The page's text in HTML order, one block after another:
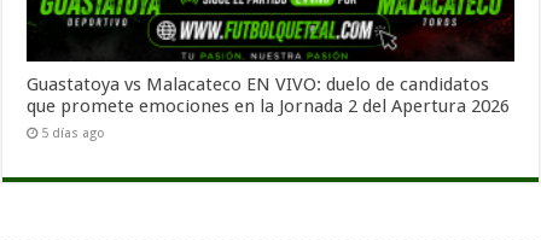
Guastatoya vs Malacateco EN VIVO: duelo de candidatos
que promete emociones en la Jornada 2 del Apertura 2026
5 días ago